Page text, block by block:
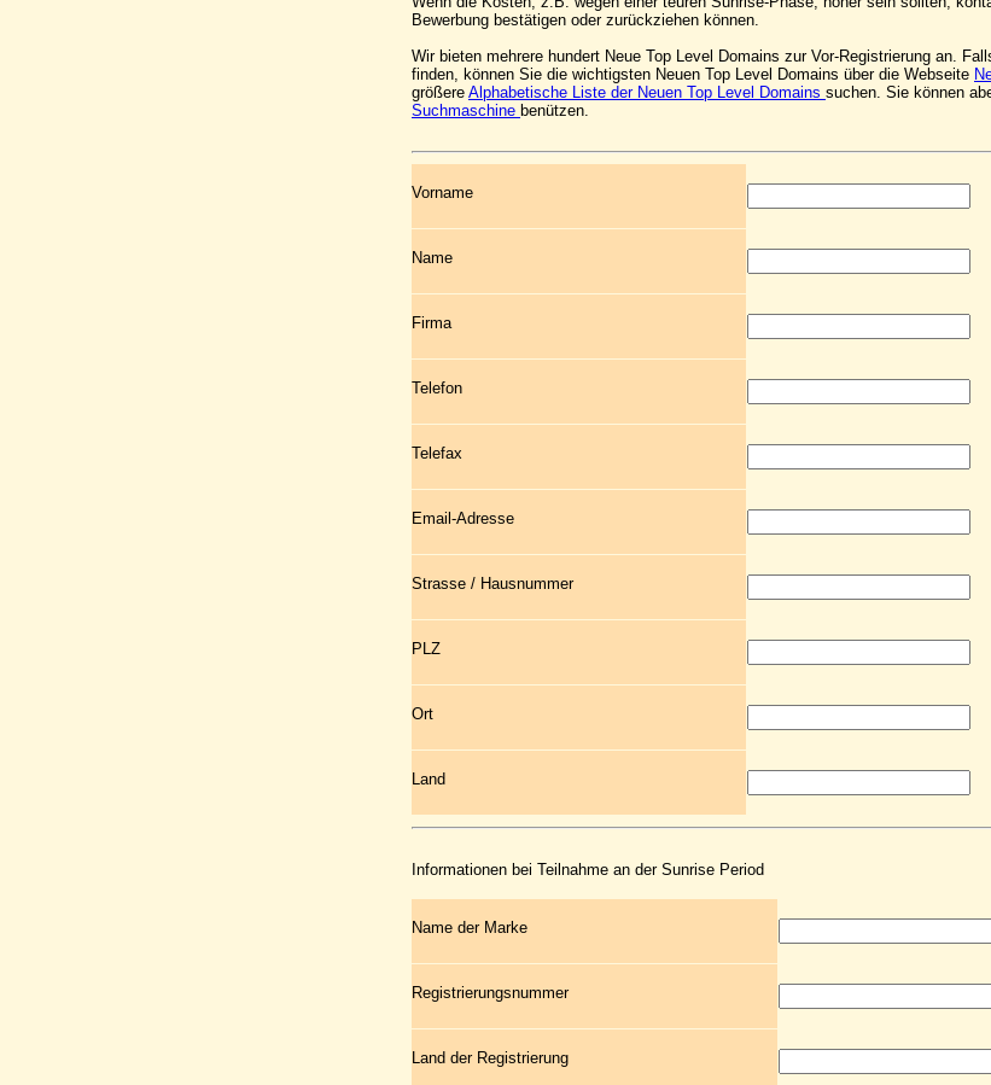
Bewerbung bestätigen oder zurückziehen können.
Wir bieten mehrere hundert Neue Top Level Domains zur Vor-Registrierung an.
finden, können Sie die wichtigsten Neuen Top Level Domains über die Webseite
größere Alphabetische Liste der Neuen Top Level Domains suchen. Sie können
Suchmaschine benützen.
Vorname
Name
Firma
Telefon
Telefax
Email-Adresse
Strasse / Hausnummer
PLZ
Ort
Land
Informationen bei Teilnahme an der Sunrise Period
Name der Marke
Registrierungsnummer
Land der Registrierung